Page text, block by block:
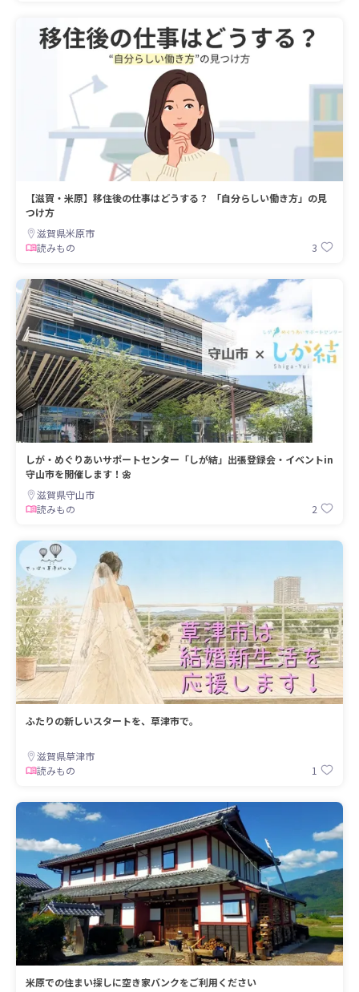
【滋賀・米原】移住後の仕事はどうする？ 「自分らしい働き方」の見
つけ方
滋賀県米原市
読みもの
3
しが・めぐりあいサポートセンター「しが結」出張登録会・イベントin
守山市を開催します！🌼
滋賀県守山市
読みもの
2
ふたりの新しいスタートを、草津市で。
滋賀県草津市
読みもの
1
米原での住まい探しに空き家バンクをご利用ください